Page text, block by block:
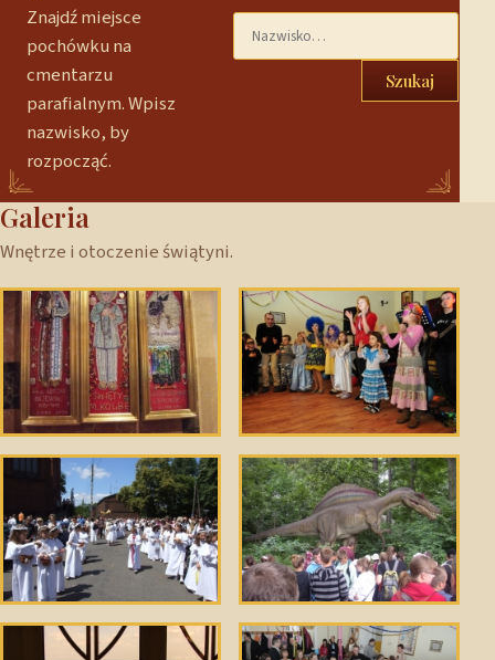
Znajdź miejsce
pochówku na
cmentarzu
parafialnym. Wpisz
nazwisko, by
rozpocząć.
Szukaj
Galeria
Wnętrze i otoczenie świątyni.